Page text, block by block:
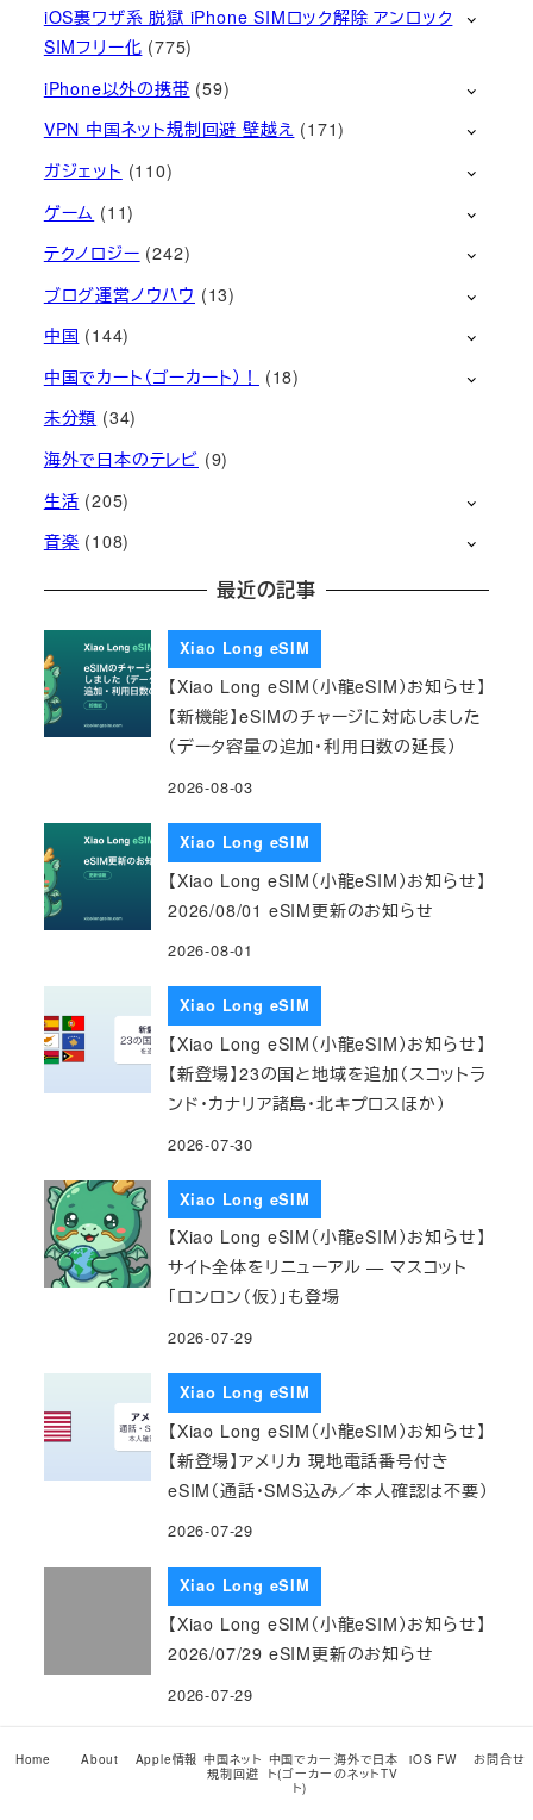
iOS裏ワザ系 脱獄 iPhone SIMロック解除 アンロック
SIMフリー化 (775)
iPhone以外の携帯 (59)
VPN 中国ネット規制回避 壁越え (171)
ガジェット (110)
ゲーム (11)
テクノロジー (242)
ブログ運営ノウハウ (13)
中国 (144)
中国でカート（ゴーカート）！
(18)
未分類 (34)
海外で日本のテレビ (9)
生活 (205)
音楽 (108)
最近の記事
Xiao Long eSIM
【Xiao Long eSIM（小龍eSIM）お知らせ】
【新機能】eSIMのチャージに対応しました
（データ容量の追加・利用日数の延長）
2026-08-03
Xiao Long eSIM
【Xiao Long eSIM（小龍eSIM）お知らせ】
2026/08/01 eSIM更新のお知らせ
2026-08-01
Xiao Long eSIM
【Xiao Long eSIM（小龍eSIM）お知らせ】
【新登場】23の国と地域を追加（スコットラ
ンド・カナリア諸島・北キプロスほか）
2026-07-30
Xiao Long eSIM
【Xiao Long eSIM（小龍eSIM）お知らせ】
サイト全体をリニューアル — マスコット
「ロンロン（仮）」も登場
2026-07-29
Xiao Long eSIM
【Xiao Long eSIM（小龍eSIM）お知らせ】
【新登場】アメリカ 現地電話番号付き
eSIM（通話・SMS込み／本人確認は不要）
2026-07-29
Xiao Long eSIM
【Xiao Long eSIM（小龍eSIM）お知らせ】
2026/07/29 eSIM更新のお知らせ
2026-07-29
Xiao Long eSIM
【Xiao Long eSIM（小龍eSIM）お知らせ】
Home About Apple情報 中国ネット
規制回避
中国でカー
ト(ゴーカー
ト)
海外で日本
のネットTV
iOS FW お問合せ